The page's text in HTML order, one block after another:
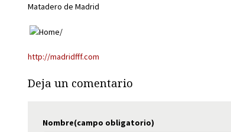
Matadero de Madrid
http://madridfff.com
Deja un comentario
Nombre(campo obligatorio)